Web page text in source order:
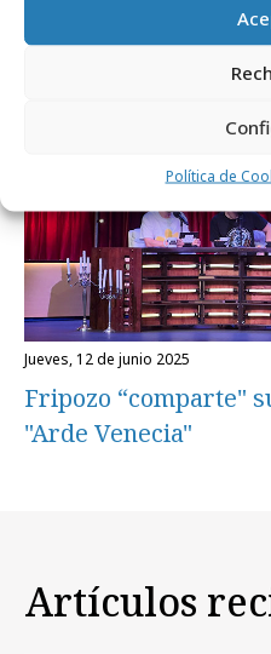
Política de
jueves, 12 de junio 2025
Fripozo “comparte"
"Arde Venecia"
Artículos